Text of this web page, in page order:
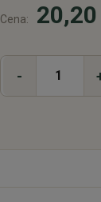
Cena: 20,20
-